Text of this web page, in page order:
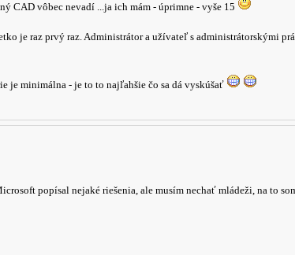
CAD vôbec nevadí ...ja ich mám - úprimne - vyše 15
je raz prvý raz. Administrátor a užívateľ s administrátorskými
je minimálna - je to to najľahšie čo sa dá vyskúšať
popísal nejaké riešenia, ale musím nechať mládeži, na to